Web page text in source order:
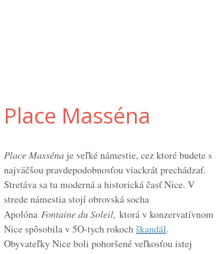
Place Masséna
Place Masséna je veľké námestie, cez ktoré budete s
najväčšou pravdepodobnosťou viackrát prechádzať.
Stretáva sa tu moderná a historická časť Nice. V
strede námestia stojí obrovská socha
Apolóna Fontaine du Soleil, ktorá v konzervatívnom
Nice spôsobila v 5O-tych rokoch škandál.
Obyvateľky Nice boli pohoršené veľkosťou istej